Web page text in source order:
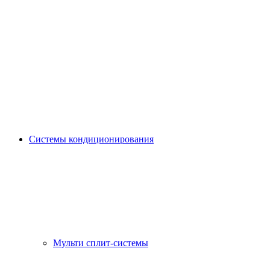
Системы кондиционирования
Мульти сплит-системы